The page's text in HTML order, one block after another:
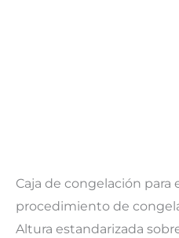
Caja de congelación para
procedimiento de
Altura estandarizada